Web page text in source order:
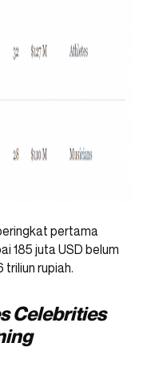
pertama
185 juta USD belum
rupiah.
Celebrities